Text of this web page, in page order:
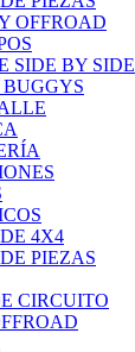
OFFROAD
SIDE BY SIDE
4X4
PIEZAS
CIRCUITO